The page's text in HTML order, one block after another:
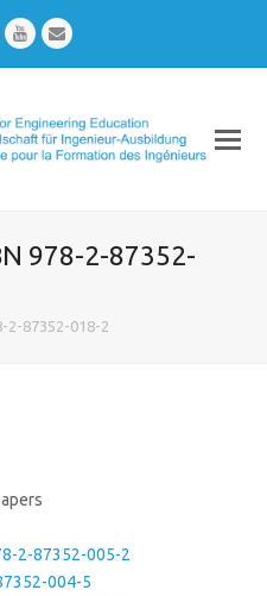
YoutubeEmail
978-2-87352-
2-87352-018-2
2-87352-005-2
004-5